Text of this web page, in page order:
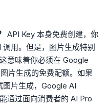
API Key 本身免费创建，你
用。但是，图片生成特别
意味着你必须在 Google
片生成的免费配额。如果
图片生成，Google AI
通过面向消费者的 AI Pro